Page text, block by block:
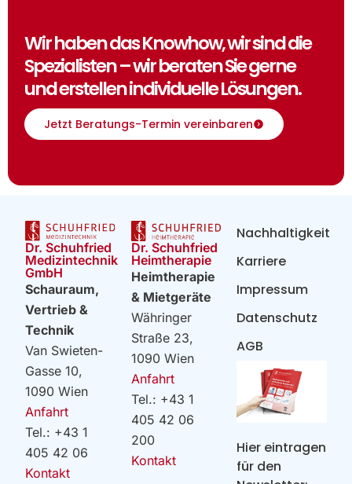
Wir haben das Knowhow, wir sind die
Spezialisten – wir beraten Sie gerne
und erstellen individuelle Lösungen.
Jetzt Beratungs-Termin vereinbaren
Dr. Schuhfried
Medizintechnik
GmbH
Schauraum,
Vertrieb &
Technik
Van Swieten-
Gasse 10,
1090 Wien
Anfahrt
Tel.: +43 1
405 42 06
Kontakt
Dr. Schuhfried
Heimtherapie
Heimtherapie
& Mietgeräte
Währinger
Straße 23,
1090 Wien
Anfahrt
Tel.: +43 1
405 42 06
200
Kontakt
Hier eintragen
für den
Nachhaltigkeit
Karriere
Impressum
Datenschutz
AGB